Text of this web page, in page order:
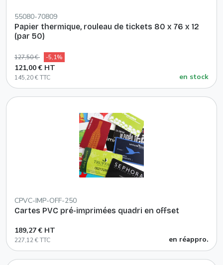
55080-70809
Papier thermique, rouleau de tickets 80 x 76 x 12
(par 50)
127,50 € -5,1%
121,00 € HT
145,20 € TTC en stock
CPVC-IMP-OFF-250
Cartes PVC pré-imprimées quadri en offset
189,27 € HT
227,12 € TTC en réappro.